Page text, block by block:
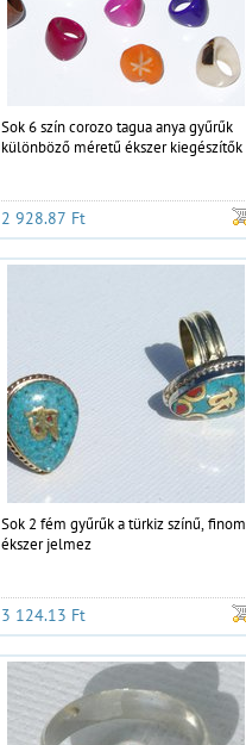
Sok 6 szín corozo tagua anya gyűrűk
különböző méretű ékszer kiegészítők
2 928.87 Ft
Sok 2 fém gyűrűk a türkiz színű, finom
ékszer jelmez
3 124.13 Ft